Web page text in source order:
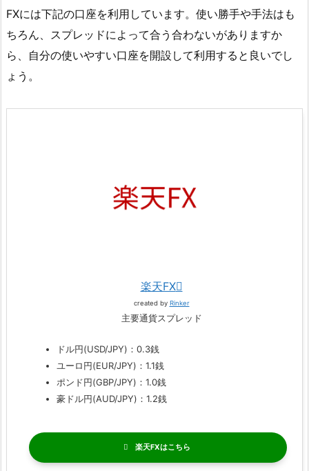
FXには下記の口座を利用しています。使い勝手や手法はも
ちろん、スプレッドによって合う合わないがありますか
ら、自分の使いやすい口座を開設して利用すると良いでし
ょう。
楽天FX
created by Rinker
主要通貨スプレッド
ドル円(USD/JPY)：0.3銭
ユーロ円(EUR/JPY)：1.1銭
ポンド円(GBP/JPY)：1.0銭
豪ドル円(AUD/JPY)：1.2銭
楽天FX